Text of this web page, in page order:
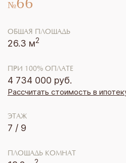
№66
ОБЩАЯ ПЛОЩАДЬ
26.3 м2
ПРИ 100% ОПЛАТЕ
4 734 000 руб.
Рассчитать стоимость в
ЭТАЖ
7 / 9
ПЛОЩАДЬ КОМНАТ